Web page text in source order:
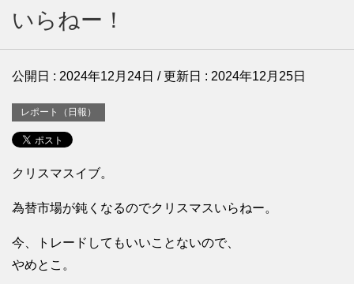
いらねー！
公開日 : 2024年12月24日 / 更新日 : 2024年12月25日
レポート（日報）
クリスマスイブ。
為替市場が鈍くなるのでクリスマスいらねー。
今、トレードしてもいいことないので、
やめとこ。